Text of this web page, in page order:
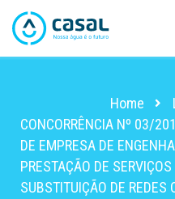
Skip
to
Home
CONCORRÊNCIA Nº 03/
DE EMPRESA DE
PRESTAÇÃO DE
SUBSTITUIÇÃO DE REDES